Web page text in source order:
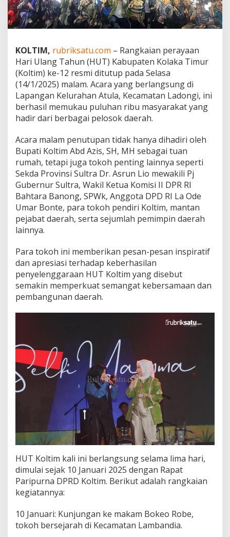
a
a
n
r
i
p
r
n
a
y
g
M
e
m
u
k
a
u
P
h
a
n
R
b
u
s
y
k
a
t
KOLTIM, rubriksatu.com – Rangkaian perayaan
Hari Ulang Tahun (HUT) Kabupaten Kolaka Timur
(Koltim) ke-12 resmi ditutup pada Selasa
(14/1/2025) malam. Acara yang berlangsung di
Lapangan Kelurahan Atula, Kecamatan Ladongi, ini
berhasil memukau puluhan ribu masyarakat yang
hadir dari berbagai pelosok daerah.
Acara malam penutupan tidak hanya dihadiri oleh
Bupati Koltim Abd Azis, SH, MH sebagai tuan
rumah, tetapi juga tokoh penting lainnya seperti
Sekda Provinsi Sultra Dr. Asrun Lio mewakili Pj
Gubernur Sultra, Wakil Ketua Komisi II DPR RI
Bahtara Banong, SPWk, Anggota DPD RI La Ode
Umar Bonte, para tokoh pendiri Koltim, mantan
pejabat daerah, serta sejumlah pemimpin daerah
lainnya.
Para tokoh ini memberikan pesan-pesan inspiratif
dan apresiasi terhadap keberhasilan
penyelenggaraan HUT Koltim yang disebut
semakin memperkuat semangat kebersamaan dan
pembangunan daerah.
HUT Koltim kali ini berlangsung selama lima hari,
dimulai sejak 10 Januari 2025 dengan Rapat
Paripurna DPRD Koltim. Berikut adalah rangkaian
kegiatannya:
10 Januari: Kunjungan ke makam Bokeo Robe,
tokoh bersejarah di Kecamatan Lambandia.